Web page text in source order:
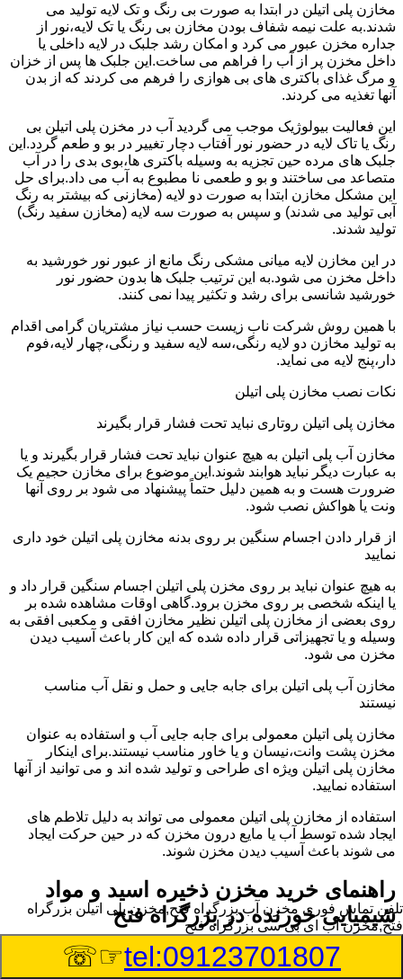
مخازن پلی اتیلن در ابتدا به صورت بی رنگ و تک لایه تولید می
شدند.به علت نیمه شفاف بودن مخازن بی رنگ یا تک لایه،نور از
جداره مخزن عبور می کرد و امکان رشد جلبک در لایه داخلی یا
داخل مخزن پر از آب را فراهم می ساخت.این جلبک ها پس از خزان
و مرگ غذای باکتری های بی هوازی را فرهم می کردند که از بدن
آنها تغذیه می کردند.
این فعالیت بیولوژیک موجب می گردید آب در مخزن پلی اتیلن بی
رنگ یا تاک لایه در حضور نور آفتاب دچار تغییر در بو و طعم گردد.این
جلبک های مرده حین تجزیه به وسیله باکتری ها،بوی بدی را در آب
متصاعد می ساختند و بو و طعمی نا مطبوع به آب می داد.برای حل
این مشکل مخازن ابتدا به صورت دو لایه (مخازنی که بیشتر به رنگ
آبی تولید می شدند) و سپس به صورت سه لایه (مخازن سفید رنگ)
تولید شدند.
در این مخازن لایه میانی مشکی رنگ مانع از عبور نور خورشید به
داخل مخزن می شود.به این ترتیب جلبک ها بدون حضور نور
خورشید شانسی برای رشد و تکثیر پیدا نمی کنند.
با همین روش شرکت ناب زیست حسب نیاز مشتریان گرامی اقدام
به تولید مخازن دو لایه رنگی،سه لایه سفید و رنگی،چهار لایه،فوم
دار،پنج لایه می نماید.
نکات نصب مخازن پلی اتیلن
مخازن پلی اتیلن روتاری نباید تحت فشار قرار بگیرند
مخازن آب پلی اتیلن به هیچ عنوان نباید تحت فشار قرار بگیرند و یا
به عبارت دیگر نباید هوابند شوند.این موضوع برای مخازن حجیم یک
ضرورت هست و به همین دلیل حتماً پیشنهاد می شود بر روی آنها
ونت یا هواکش نصب شود.
از قرار دادن اجسام سنگین بر روی بدنه مخازن پلی اتیلن خود داری
نمایید
به هیچ عنوان نباید بر روی مخزن پلی اتیلن اجسام سنگین قرار داد و
یا اینکه شخصی بر روی مخزن برود.گاهی اوقات مشاهده شده بر
روی بعضی از مخازن پلی اتیلن نظیر مخازن افقی و مکعبی افقی به
وسیله و یا تجهیزاتی قرار داده شده که این کار باعث آسیب دیدن
مخزن می شود.
مخازن آب پلی اتیلن برای جابه جایی و حمل و نقل آب مناسب
نیستند
مخازن پلی اتیلن معمولی برای جابه جایی آب و استفاده به عنوان
مخزن پشت وانت،نیسان و یا خاور مناسب نیستند.برای اینکار
مخازن پلی اتیلن ویژه ای طراحی و تولید شده اند و می توانید از آنها
استفاده نمایید.
استفاده از مخازن پلی اتیلن معمولی می تواند به دلیل تلاطم های
ایجاد شده توسط آب یا مایع درون مخزن که در حین حرکت ایجاد
می شوند باعث آسیب دیدن مخزن شوند.
راهنمای خرید مخزن ذخیره اسید و مواد
شیمیایی خورنده در بزرگراه فتح
مخزن ذخیره اسید و مواد شیمیایی باید به گونه ای تولید شوند که
بتوانند در برابر چگالی نسبتا بالا و خورندگی انواع اسیدها مقاومت
تلفن تماس فوری مخزن آب بزرگراه فتح,مخزن پلی اتیلن بزرگراه
فتح,مخزن آب ای بی سی بزرگراه فتح
tel:09123701807
☞☏